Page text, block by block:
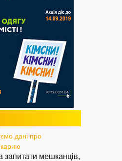
дані про
запитати мешканців,